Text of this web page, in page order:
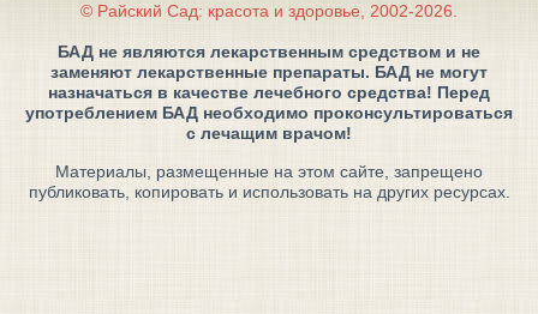
© Райский Сад: красота и здоровье, 2002-2026.
БАД не являются лекарственным средством и не
заменяют лекарственные препараты. БАД не могут
назначаться в качестве лечебного средства! Перед
употреблением БАД необходимо проконсультироваться
с лечащим врачом!
Материалы, размещенные на этом сайте, запрещено
публиковать, копировать и использовать на других ресурсах.